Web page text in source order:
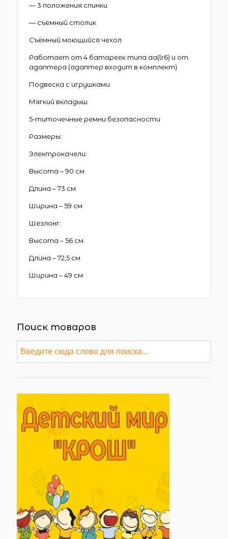
— 3 положения спинки
— съёмный столик
Съёмный моющийся чехол
Работает от 4 батареек типа aа(lr6) и от
адаптера (адаптер входит в комплект)
Подвеска с игрушками
Мягкий вкладыш
5-титочечные ремни безопасности
Размеры:
Электрокачели:
Высота – 90 см
Длина – 73 см
Ширина – 59 см
Шезлонг:
Высота – 56 см
Длина – 72,5 см
Ширина – 49 см
Поиск товаров